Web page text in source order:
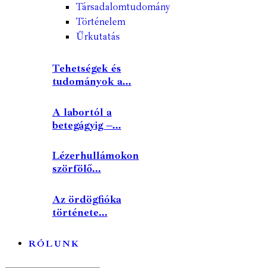
Társadalomtudomány
Történelem
Űrkutatás
Tehetségek és
tudományok a...
A labortól a
betegágyig –...
Lézerhullámokon
szörfölő...
Az ördögfióka
története...
RÓLUNK